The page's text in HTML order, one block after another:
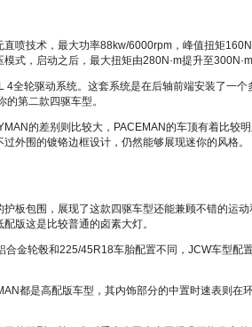
直喷技术，最大功率88kw/6000rpm，峰值扭矩
式，启动之后，最大扭矩由280N·m提升至
4全轮驱动系统。这套系统是在后轴前端安装了一
第二款四驱车型。
的差别则比较大，PACEMAN的车顶有着比较
外围的镀铬边框设计，仍然能够展现迷你的风格。
护板包围，展现了这款四驱车型还能兼顾不错的运
版这是比较普通的卤素大灯。
合金轮毂和225/45R18车胎配置不同，JCW车型
都是高配版车型，其内饰部分的中置时速表则